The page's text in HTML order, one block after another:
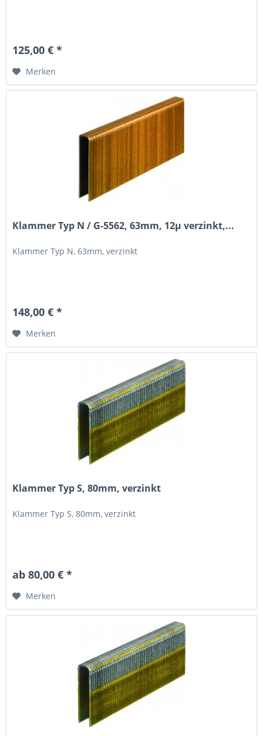
125,00 € *
Merken
Klammer Typ N / G-5562, 63mm, 12µ verzinkt,...
Klammer Typ N, 63mm, verzinkt
148,00 € *
Merken
Klammer Typ S, 80mm, verzinkt
Klammer Typ S, 80mm, verzinkt
ab 80,00 € *
Merken